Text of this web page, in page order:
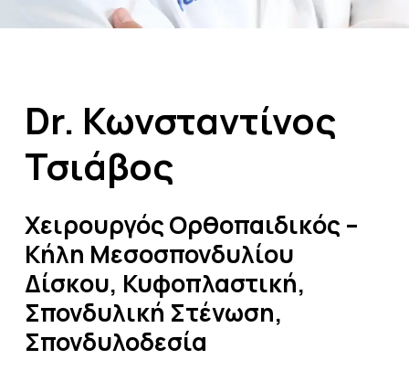
Dr. Κωνσταντίνος
Τσιάβος
ΧειρουργόςΟρθοπαιδικός –
Κήλη Μεσοσπονδυλίου
Δίσκου, Κυφοπλαστική,
Σπονδυλική Στένωση,
Σπονδυλοδεσία